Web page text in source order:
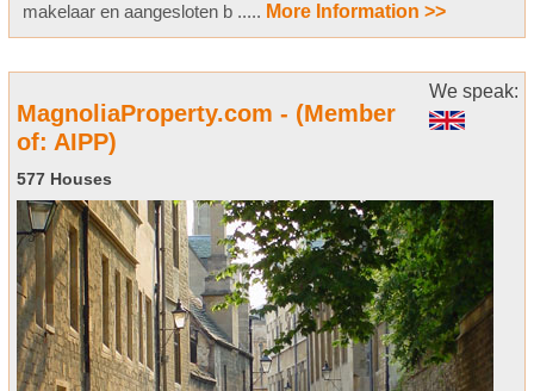
makelaar en aangesloten b ..... More Information >>
We speak:
MagnoliaProperty.com - (Member
of: AIPP)
577 Houses